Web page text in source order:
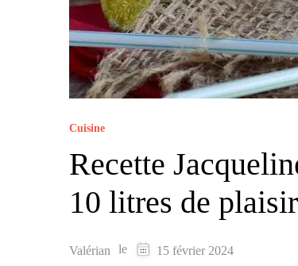
Cuisine
Recette
10 litres de plaisir
Valérian le 15 février 2024